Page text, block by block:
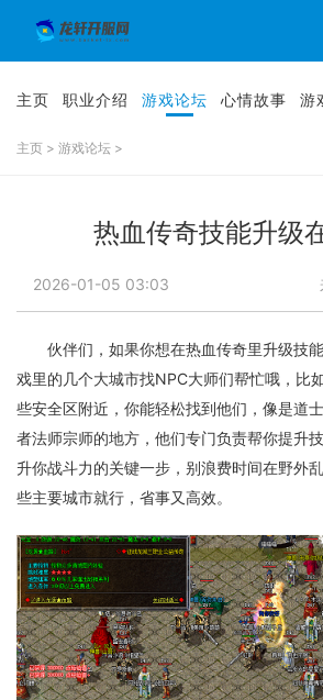
主页 职业介绍 游戏论坛 心情故事 游
主页 > 游戏论坛 >
热血传奇技能升级
2026-01-05 03:03
伙伴们，如果你想在热血传奇里升级技
戏里的几个大城市找NPC大师们帮忙哦，比
些安全区附近，你能轻松找到他们，像是道
者法师宗师的地方，他们专门负责帮你提升
升你战斗力的关键一步，别浪费时间在野外
些主要城市就行，省事又高效。